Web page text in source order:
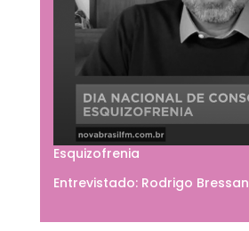
Esquizofrenia
Entrevistado: Rodrigo Bressan